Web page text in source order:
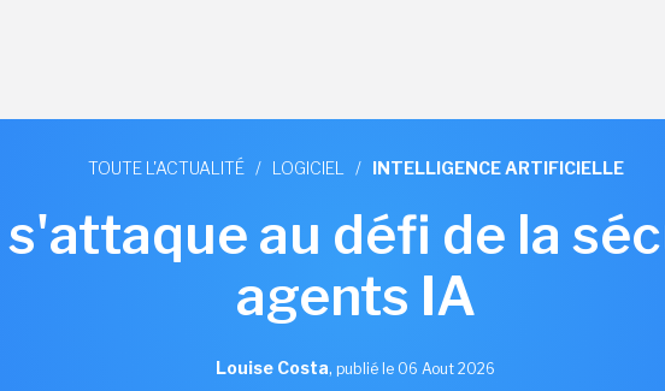
TOUTE L'ACTUALITÉ / LOGICIEL / INTELLIGENCE ARTIFICIELLE
au défi de la
agents IA
Louise Costa, publié le 06 Aout 2026